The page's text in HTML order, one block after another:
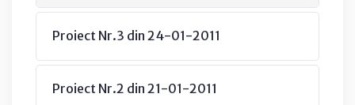
Proiect Nr.3 din 24-01-2011
Proiect Nr.2 din 21-01-2011